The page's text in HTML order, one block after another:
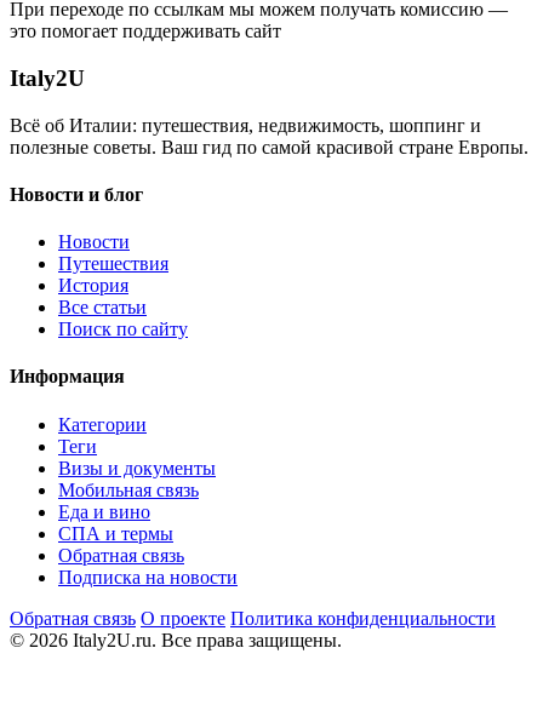
При переходе по ссылкам мы можем получать комиссию —
это помогает поддерживать сайт
Italy2U
Всё об Италии: путешествия, недвижимость, шоппинг и
полезные советы. Ваш гид по самой красивой стране Европы.
Новости и блог
Новости
Путешествия
История
Все статьи
Поиск по сайту
Информация
Категории
Теги
Визы и документы
Мобильная связь
Еда и вино
СПА и термы
Обратная связь
Подписка на новости
Обратная связь О проекте Политика конфиденциальности
© 2026 Italy2U.ru. Все права защищены.